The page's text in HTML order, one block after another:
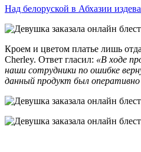
Над белоруской в Абхазии
Кроем и цветом платье лишь
Cherley. Ответ гласил: «В ходе
наши сотрудники по ошибке
данный продукт был